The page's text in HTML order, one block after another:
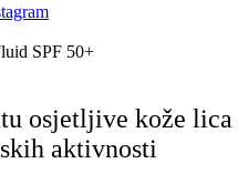
osjetljive kože
aktivnosti